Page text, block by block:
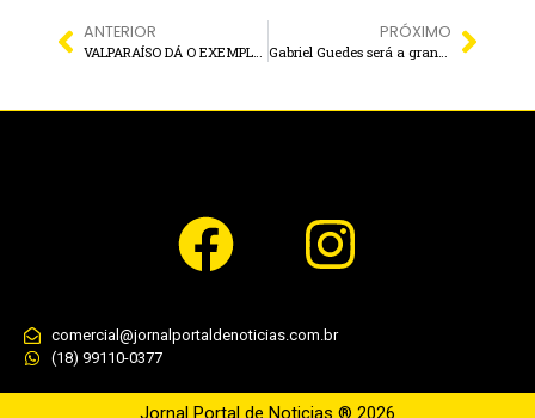
ANTERIOR
VALPARAÍSO DÁ O EXEMPLO: Força-tarefa une prefeitura e teles para dar fim ao caos dos fios inservíveis e apagões
PRÓXIMO
Gabriel Guedes será a grande atração do 22º FESTIVAL GOSPEL DE ILHA SOLTEIRA; Inscrições terminam HOJE
comercial@jornalportaldenoticias.com.br
(18) 99110-0377
Jornal Portal de Noticias ® 2026